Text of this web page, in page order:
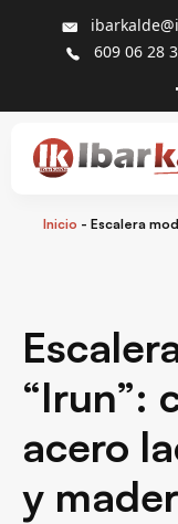
609 06 28
Inicio - Escalera
“Irun”:
acero
y